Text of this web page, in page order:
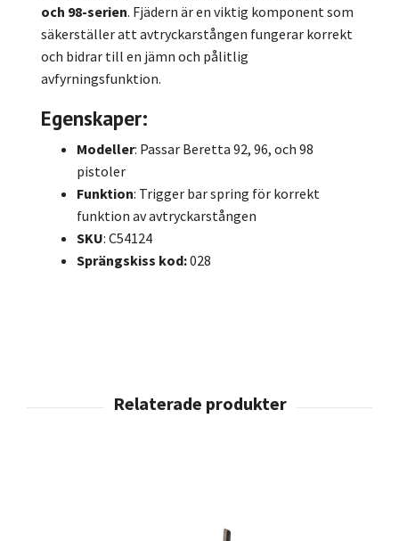
och 98-serien. Fjädern är en viktig komponent som
säkerställer att avtryckarstången fungerar korrekt
och bidrar till en jämn och pålitlig
avfyrningsfunktion.
Egenskaper:
Modeller: Passar Beretta 92, 96, och 98
pistoler
Funktion: Trigger bar spring för korrekt
funktion av avtryckarstången
SKU: C54124
Sprängskiss kod:028